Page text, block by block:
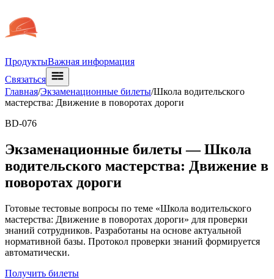
ПродуктыВажная информация
Связаться
Главная/Экзаменационные билеты/Школа водительского
мастерства: Движение в поворотах дороги
BD-076
Экзаменационные билеты —Школа
водительского мастерства: Движение в
поворотах дороги
Готовые тестовые вопросы по теме «Школа водительского
мастерства: Движение в поворотах дороги» для проверки
знаний сотрудников. Разработаны на основе актуальной
нормативной базы. Протокол проверки знаний формируется
автоматически.
Получить билеты